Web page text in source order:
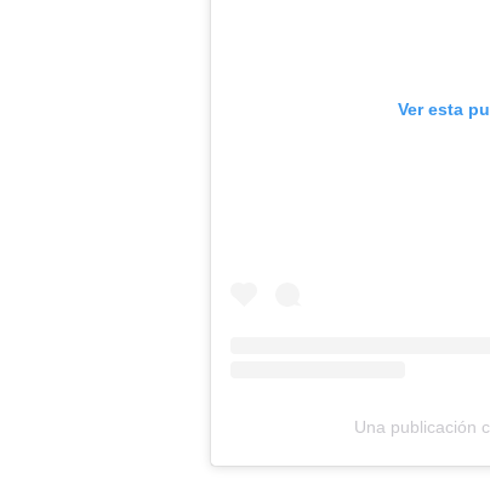
Ver esta
Una publicación